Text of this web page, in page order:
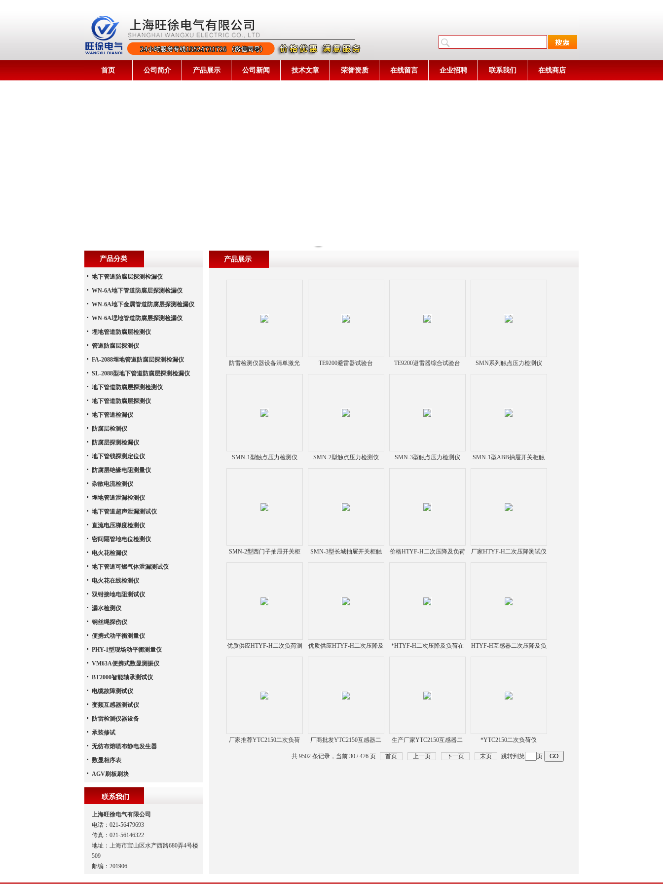
首页 公司简介 产品展示 公司新闻 技术文章 荣誉资质 在线留言 企业招聘 联系我们 在线商店
产品展示
防雷检测仪器设备清单激光
TE9200避雷器试验台 TE9200避雷器综合试验台 SMN系列触点压力检测仪
SMN-1型触点压力检测仪 SMN-2型触点压力检测仪 SMN-3型触点压力检测仪
SMN-1型ABB抽屉开关柜触
SMN-2型西门子抽屉开关柜
SMN-3型长城抽屉开关柜触
价格HTYF-H二次压降及负荷
厂家HTYF-H二次压降测试仪
优质供应HTYF-H二次负荷测
优质供应HTYF-H二次压降及
*HTYF-H二次压降及负荷在
HTYF-H互感器二次压降及负
厂家推荐YTC2150二次负荷
厂商批发YTC2150互感器二
次负荷测试仪
生产厂家YTC2150互感器二
次负载测量仪
*YTC2150二次负荷仪
共 9502 条记录，当前 30 / 476 页 首页 上一页 下一页 末页 跳转到第 页
产品分类
地下管道防腐层探测检漏仪
WN-6A地下管道防腐层探测检漏仪
WN-6A地下金属管道防腐层探测检漏仪
WN-6A埋地管道防腐层探测检漏仪
埋地管道防腐层检测仪
管道防腐层探测仪
FA-2088埋地管道防腐层探测检漏仪
SL-2088型地下管道防腐层探测检漏仪
地下管道防腐层探测检测仪
地下管道防腐层探测仪
地下管道检漏仪
防腐层检测仪
防腐层探测检漏仪
地下管线探测定位仪
防腐层绝缘电阻测量仪
杂散电流检测仪
埋地管道泄漏检测仪
地下管道超声泄漏测试仪
直流电压梯度检测仪
密间隔管地电位检测仪
电火花检漏仪
地下管道可燃气体泄漏测试仪
电火花在线检测仪
双钳接地电阻测试仪
漏水检测仪
钢丝绳探伤仪
便携式动平衡测量仪
PHY-1型现场动平衡测量仪
VM63A便携式数显测振仪
BT2000智能轴承测试仪
电缆故障测试仪
变频互感器测试仪
防雷检测仪器设备
承装修试
无纺布熔喷布静电发生器
数显相序表
AGV刷板刷块
联系我们
上海旺徐电气有限公司
电话：021-56479693
传真：021-56146322
地址：上海市宝山区水产西路680弄4号楼
509
邮编：201906